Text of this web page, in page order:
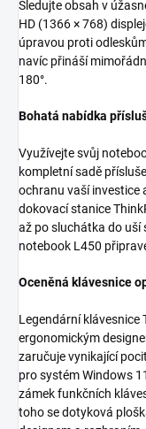
Sledujte obsah v
HD (1366 × 768)
úpravou proti
navíc přináší
180°.
Bohatá nabídka
Využívejte svůj
kompletní sadě
ochranu vaší investice
dokovací stanice
až po sluchátka do uší
notebook L450
Oceněná klávesnice
Legendární
ergonomickým
zaručuje vynikající
pro systém Windows
zámek funkčních
toho se dotyková